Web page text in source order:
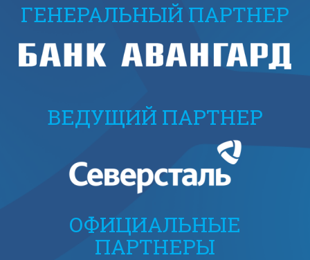
ГЕНЕРАЛЬНЫЙ ПАРТНЕР
ВЕДУЩИЙ ПАРТНЕР
ОФИЦИАЛЬНЫЕ
ПАРТНЕРЫ